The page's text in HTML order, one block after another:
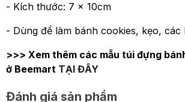
- Kích thước: 7 x 10cm
- Dùng để làm bánh cookies, kẹo, các
>>> Xem thêm các mẫu túi đựng
ở Beemart TẠI ĐÂY
Đánh giá sản phẩm